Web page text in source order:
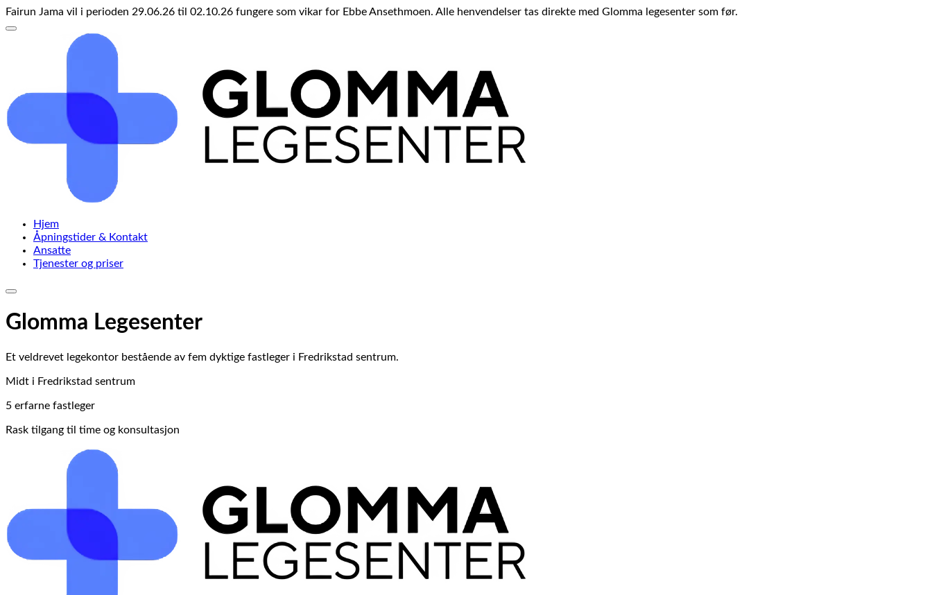
Fairun Jama vil i perioden 29.06.26 til 02.10.26 fungere som vikar for Ebbe Ansethmoen. Alle henvendelser tas direkte med Glomma legesenter som før.
Hjem
Åpningstider & Kontakt
Ansatte
Tjenester og priser
Glomma Legesenter
Et veldrevet legekontor bestående av fem dyktige fastleger i Fredrikstad sentrum.
Midt i Fredrikstad sentrum
5 erfarne fastleger
Rask tilgang til time og konsultasjon